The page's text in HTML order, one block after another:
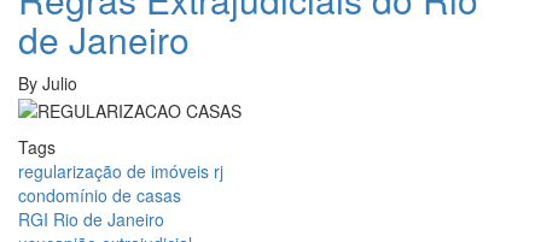
de Janeiro
By Julio
Tags
regularização de imóveis rj
condomínio de casas
RGI Rio de Janeiro